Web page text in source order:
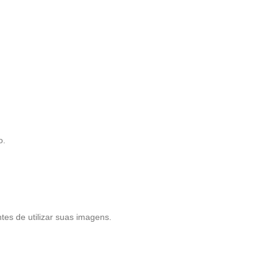
de utilizar suas imagens.